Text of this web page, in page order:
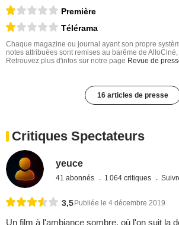
Première
Télérama
Chaque magazine ou journal ayant son propre
notes attribuées sont remises au barême de AlloCiné,
Retrouvez plus d'infos sur notre page Revue de
16 articles de presse
Critiques Spectateurs
yeuce
41 abonnés 1 064 critiques
3,5 Publiée le 4 décembre 2019
Un film à l'ambiance sombre, où l'on suit la